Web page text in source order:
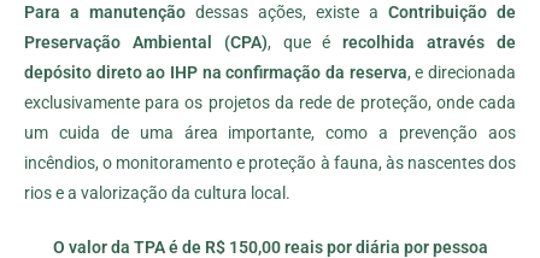
Para a manutenção dessas ações, existe a Contribuição de
Preservação Ambiental (CPA), que érecolhida através de
depósito direto ao IHP na confirmação da reserva, e direcionada
exclusivamente para os projetos da rede de proteção, onde cada
um cuida de uma área importante, como a prevenção aos
incêndios, o monitoramento e proteção à fauna, às nascentes dos
rios e a valorização da cultura local.
O valor da TPA é de R$ 150,00 reais por diária por pessoa